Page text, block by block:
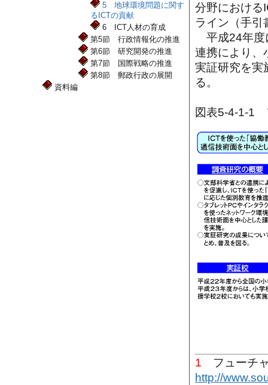
分野における
ライン（手引
平成24年度
連携により、
実証研究を実
る。
図表5-4-1-1
1 フューチ
http://
5 地球環境問題に関す
るICTの貢献
6 ICT人材の育成
第5節 行政情報化の推進
第6節 研究開発の推進
第7節 国際戦略の推進
第8節 郵政行政の展開
資料編